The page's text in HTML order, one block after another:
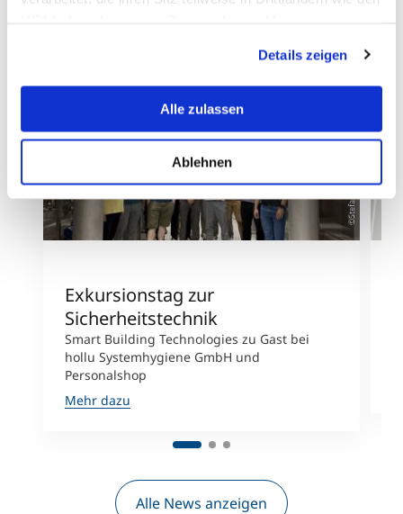
erklären Ihnen genau, was eine Datenübermittlung in die
USA bedeuten kann.
Details zeigen
Alle zulassen
Ablehnen ©Stefan Mader (TMC)
Exkursionstag zur
Sicherheitstechnik
Smart Building Technologies zu Gast bei
hollu Systemhygiene GmbH und
Personalshop
Mehr dazu
Alle News anzeigen